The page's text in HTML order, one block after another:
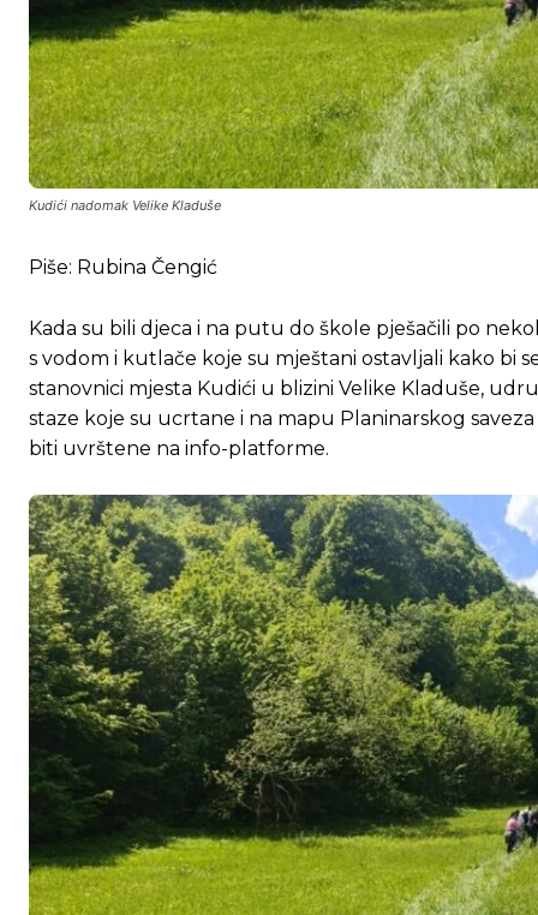
Kudići nadomak Velike Kladuše
Piše: Rubina Čengić
Kada su bili djeca i na putu do škole pješačili po
s vodom i kutlače koje su mještani ostavljali kako bi
stanovnici mjesta Kudići u blizini Velike Kladuše,
staze koje su ucrtane i na mapu Planinarskog
biti uvrštene na info-platforme.